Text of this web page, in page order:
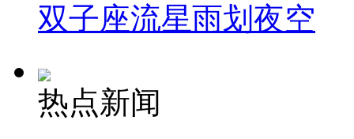
双子座流星雨划夜空
热点新闻